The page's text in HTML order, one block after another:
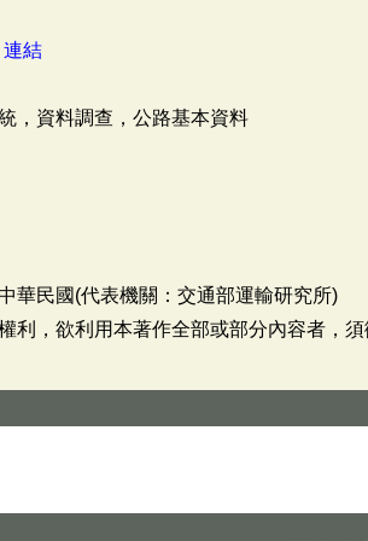
連結
，資料調查，公路基本資料
華民國(代表機關：交通部運輸研究所)
利，欲利用本著作全部或部分內容者，須